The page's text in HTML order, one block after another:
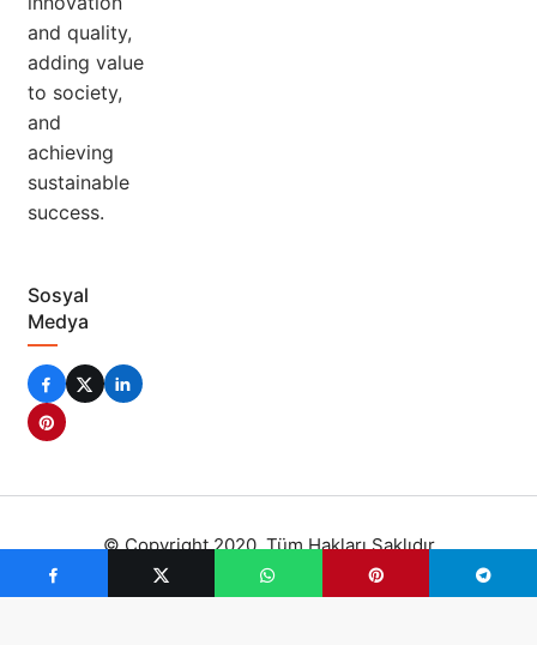
and quality,
adding value
to society,
and
achieving
sustainable
success.
Sosyal
Medya
© Copyright 2020, Tüm Hakları Saklıdır
Kripto Para Durumları Privacy Policy